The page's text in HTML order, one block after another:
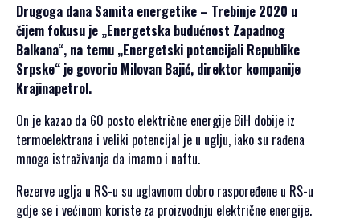
AKREDITACIJA
MEDIJA
VIZUALI ZA
ŠTAMPU
SPONZORSTVO
POKROVITELJI I
SPONZORI SET
2026
POKROVITELJI I
Drugoga dana Samita energetike – Trebinje 2020 u
čijem fokusu je „Energetska budućnost Zapadnog
Balkana“, na temu „Energetski potencijali Republike
Srpske“ je govorio Milovan Bajić, direktor kompanije
Krajinapetrol.
On je kazao da 60 posto električne energije BiH dobije iz
termoelektrana i veliki potencijal je u uglju, iako su rađena
mnoga istraživanja da imamo i naftu.
Rezerve uglja u RS-u su uglavnom dobro raspoređene u RS-u
gdje se i većinom koriste za proizvodnju električne energije.